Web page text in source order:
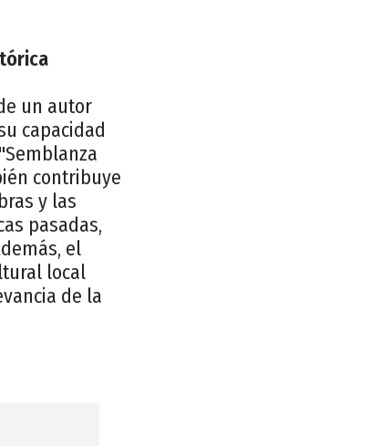
un autor
capacidad
contribuye
y las
pasadas,
el
local
de la